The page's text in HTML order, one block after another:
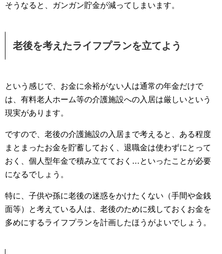
そうなると、ガンガン貯金が減ってしまいます。
老後を考えたライフプランを立てよう
という感じで、お金に余裕がない人は通常の年金だけで
は、有料老人ホーム等の介護施設への入居は厳しいという
現実があります。
ですので、老後の介護施設の入居まで考えると、ある程度
まとまったお金を貯蓄しておく、退職金は使わずにとって
おく、個人型年金で積み立てておく…といったことが必要
になるでしょう。
特に、子供や孫に老後の迷惑をかけたくない（手間や金銭
面等）と考えている人は、老後のために残しておくお金を
多めにするライフプランを計画したほうがよいでしょう。